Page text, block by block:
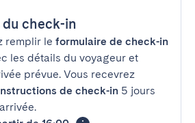
check-in
remplir le formulaire de check-in
les détails du voyageur et
prévue. Vous recevrez
de check-in 5 jours